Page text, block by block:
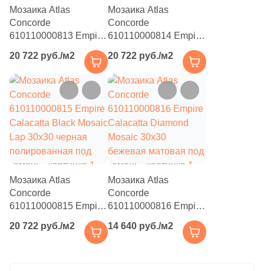
38.5x38.5 (1)
39.8x39.8 (
39,6x8 ( 8)
39.6x8 (5
39.8x8 ( 4)
40х25 (1)
40.2x7.6 (4)
40.2x40.2 (1)
40x20 (10)
42.4x42.4 (10)
Мозаика Atlas
Concorde
610110000813 Empire
Tajmahal Mosaic Lap
30x30 бежевая
полированная под
20 722 руб./м2
Мозаика Atlas
Concorde
610110000814 Empire
Silver Root Mosaic Lap
30x30 серая
полированная под
20 722 руб./м2
Мозаика Atlas
Concorde
610110000815 Empire
Calacatta Black Mosaic
Lap 30x30 черная
полированная под
20 722 руб./м2
Мозаика Atlas
Concorde
610110000816 Empire
Mosaic 30x30
бежевая матовая под
14 640 руб./м2